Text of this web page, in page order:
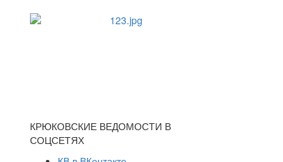
КРЮКОВСКИЕ ВЕДОМОСТИ В
СОЦСЕТЯХ